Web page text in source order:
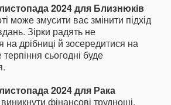
2024 для Близнюків
може змусити вас змінити підхід
Зірки радять не
дрібниці й зосередитися на
сьогодні буде
2024 для Рака
фінансові труднощі.